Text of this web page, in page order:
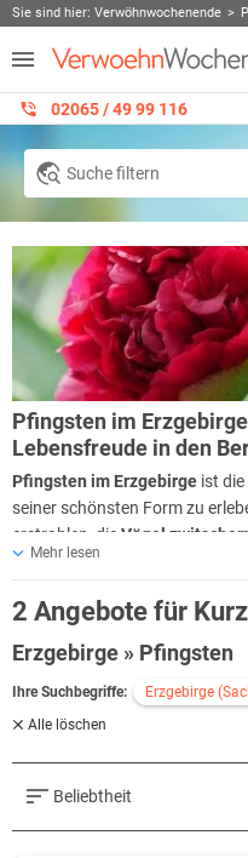
Sie sind hier: Verwöhnwochenende
02065 / 49 ‌99 116
Suche filtern
Pfingsten im
Lebensfreude in den
Pfingsten im Erzgebirge ist
seiner schönsten Form zu
erstrahlen, die Vögel
der Luft liegt, zeigt sich die
herzlicherGastfreundschaft
verlängertes
und echte Lebensfreude.
Mehr lesen
2 Angebote für
Erzgebirge » Pfingsten
Ihre Suchbegriffe: Erzgebirge
Alle löschen
Beliebtheit